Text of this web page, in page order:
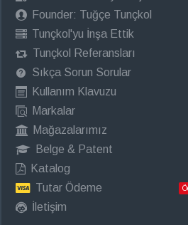
Founder: Tuğçe Tunçkol
Tunçkol'yu İnşa Ettik
Tunçkol Referansları
Sıkça Sorun Sorular
Kullanım Klavuzu
Markalar
Mağazalarımız
Belge & Patent
Katalog
Tutar Ödeme
İletişim